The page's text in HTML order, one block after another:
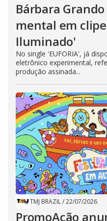
Bárbara
mental em
Iluminado'
No single 'EUFORIA', já
eletrônico experimental,
produção assinada...
TMJ BRAZIL/22/07/2026
PromoAção